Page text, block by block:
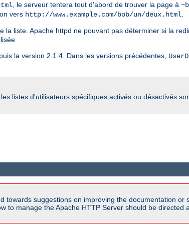
, le serveur tentera tout d'abord de trouver la page à
vers http://www.example.com/bob/un/deux.html
liste. Apache httpd ne pouvant pas déterminer si la
la version 2.1.4. Dans les versions précédentes,
listes d'utilisateurs spécifiques activés ou désactivés
towards suggestions on improving the documentation
to manage the Apache HTTP Server should be